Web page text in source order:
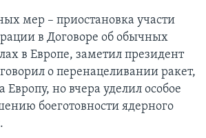
мер – приостановка участи
в Договоре об обычных
в Европе, заметил президент
о перенацеливании ракет,
но вчера уделил особое
боеготовности ядерного